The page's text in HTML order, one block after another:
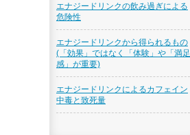
エナジードリンクの飲み過ぎによる
危険性
エナジードリンクから得られるもの
(「効果」ではなく「体験」や「満足
感」が重要)
エナジードリンクによるカフェイン
中毒と致死量